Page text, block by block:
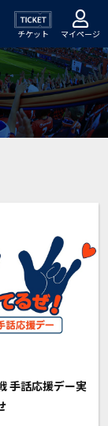
チケット マイページ
手話応援デー実